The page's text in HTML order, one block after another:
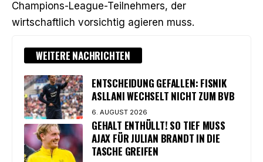
Champions-League-Teilnehmers, der
wirtschaftlich vorsichtig agieren muss.
WEITERE NACHRICHTEN
ENTSCHEIDUNG GEFALLEN: FISNIK
ASLLANI WECHSELT NICHT ZUM BVB
6. AUGUST 2026
GEHALT ENTHÜLLT! SO TIEF MUSS
AJAX FÜR JULIAN BRANDT IN DIE
TASCHE GREIFEN